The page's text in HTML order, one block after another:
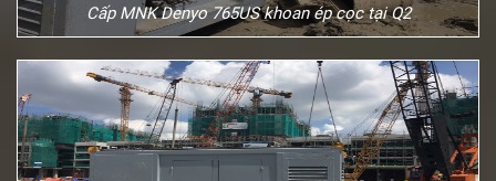
Cấp MNK Denyo 765US khoan ép cọc tại Q2